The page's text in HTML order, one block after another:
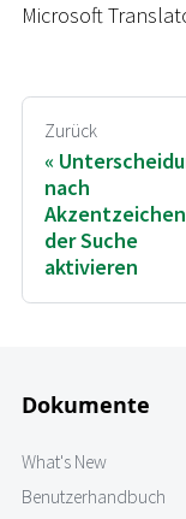
Microsoft
Zurück
nach
der Suche
aktivieren
Dokumente
What's New
Benutzerhandbuch